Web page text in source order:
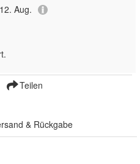
Aug.
Teilen
& Rückgabe